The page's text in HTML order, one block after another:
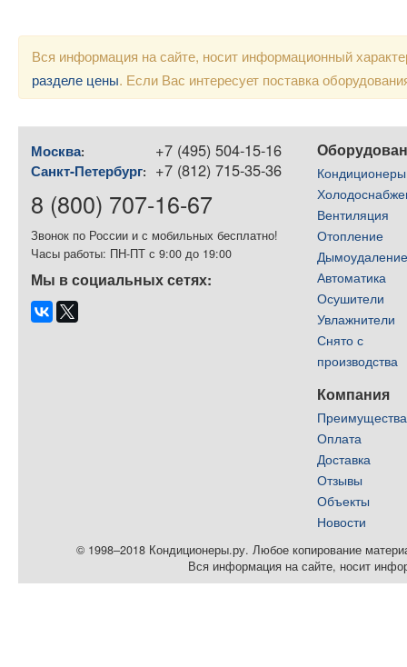
Вся информация на сайте, носит информационный
разделе цены. Если Вас интересует поставка
Москва: +7 (495) 504-15-16
Санкт-Петербург: +7 (812) 715-35-36
8 (800) 707-16-67
Звонок по России и с мобильных бесплатно!
Часы работы: ПН-ПТ с 9:00 до 19:00
Мы в социальных сетях:
Кондиционеры
Вентиляция
Отопление
Автоматика
Осушители
Увлажнители
Снято с
производства
Компания
Преимущества
Оплата
Доставка
Отзывы
Объекты
Новости
© 1998–2018 Кондиционеры.ру. Любое копирование
Вся информация на сайте, носит